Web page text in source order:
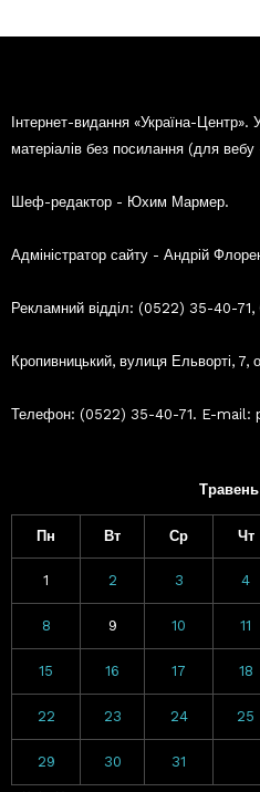
Інтернет-видання «Україна-Центр».
матеріалів без посилання (для
Шеф-редактор - Юхим Мармер.
Адміністратор сайту - Андрій
Рекламний відділ: (0522) 35-40-
Кропивницький, вулиця Ельворті, 7,
Телефон: (0522) 35-40-71. E-mail:
Пн Вт Ср Чт
1 2 3 4
8 9 10 11
15 16 17 18
22 23 24 25
29 30 31